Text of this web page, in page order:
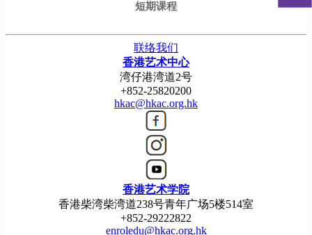
短期课程
联络我们
香港艺术中心
湾仔港湾道2号
+852-25820200
hkac@hkac.org.hk
香港艺术学院
香港柴湾柴湾道238号青年广场5楼514室
+852-29222822
enroledu@hkac.org.hk